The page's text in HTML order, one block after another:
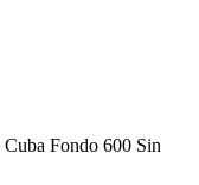
Fondo 600 Sin